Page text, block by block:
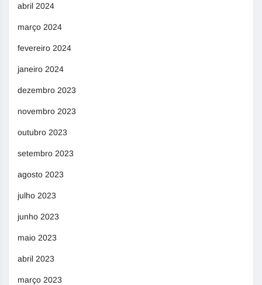
abril 2024
março 2024
fevereiro 2024
janeiro 2024
dezembro 2023
novembro 2023
outubro 2023
setembro 2023
agosto 2023
julho 2023
junho 2023
maio 2023
abril 2023
março 2023